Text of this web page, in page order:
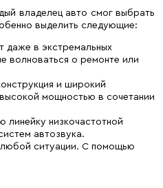
владелец авто смог выбрать
выделить следующие:
даже в экстремальных
волноваться о ремонте или
и широкий
мощностью в сочетании
линейку низкочастотной
автозвука.
любой ситуации. С помощью